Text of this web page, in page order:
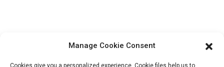
+86 13410678885Manage Cookie Consent
Cookies give you a personalized experience. Cookie files help us to